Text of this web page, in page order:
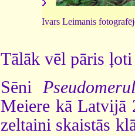
Ivars Leimanis
Tālāk vēl pāris ļoti
Sēni
Meiere kā Latvijā
zeltaini skaistās